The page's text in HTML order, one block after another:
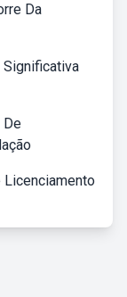
Da
Significativa
De
Licenciamento